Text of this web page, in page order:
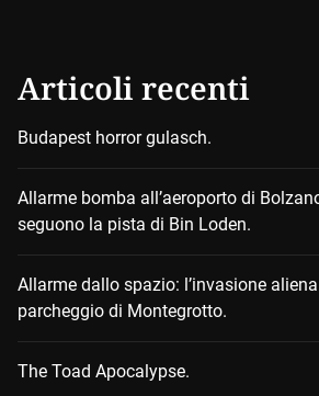
Articoli recenti
Budapest horror gulasch.
Allarme bomba all’aeroporto di
seguono la pista di Bin Loden.
Allarme dallo spazio: l’invasione
parcheggio di Montegrotto.
The Toad Apocalypse.